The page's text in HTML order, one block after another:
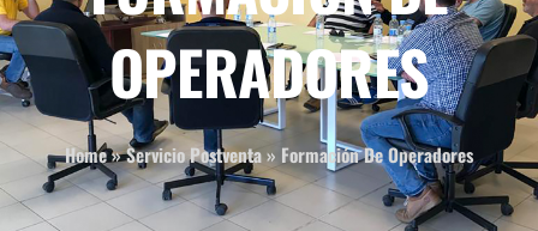
OPERADORES
Home»Servicio Postventa» Formación De Operadores